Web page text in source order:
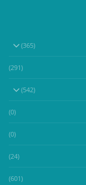
(365)
(291)
(542)
(0)
(0)
(24)
(601)